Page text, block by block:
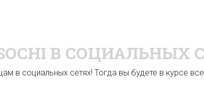
В СОЦИАЛЬНЫХ
в социальных сетях! Тогда вы будете в курсе